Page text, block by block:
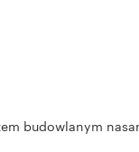
budowlanym